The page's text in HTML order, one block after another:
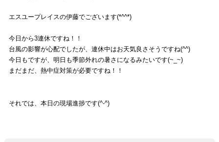
エスユープレイスの伊藤でございます(*^^*)
今日から3連休ですね！！
台風の影響が心配でしたが、連休中はお天気良さそうですね(^^)
今日もですが、明日も季節外れの暑さになるみたいです(~_~)
まだまだ、熱中症対策が必要ですね！！
それでは、本日の現場進捗です(^-^)